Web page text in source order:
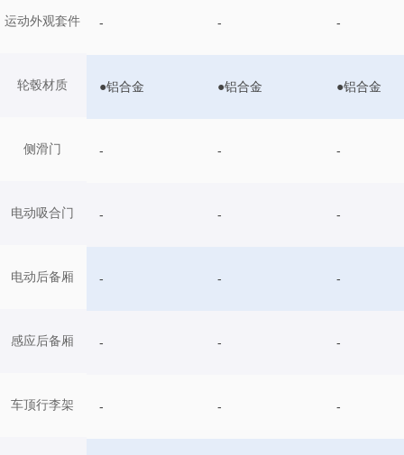
运动外观套件
轮毂材质
侧滑门
电动吸合门
电动后备厢
感应后备厢
车顶行李架
- - -
●铝合金 ●铝合金 ●铝合金
- - -
- - -
- - -
- - -
- - -